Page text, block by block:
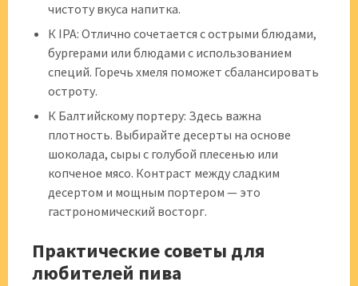
чистоту вкуса напитка.
К IPA: Отлично сочетается с острыми блюдами,
бургерами или блюдами с использованием
специй. Горечь хмеля поможет сбалансировать
остроту.
К Балтийскому портеру: Здесь важна
плотность. Выбирайте десерты на основе
шоколада, сыры с голубой плесенью или
копченое мясо. Контраст между сладким
десертом и мощным портером — это
гастрономический восторг.
Практические советы для
любителей пива